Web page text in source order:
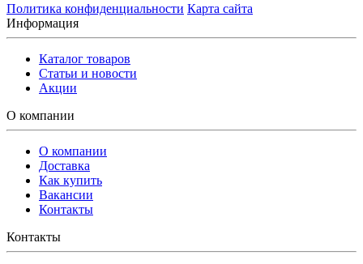
Политика конфиденциальности Карта сайта
Информация
Каталог товаров
Статьи и новости
Акции
О компании
О компании
Доставка
Как купить
Вакансии
Контакты
Контакты